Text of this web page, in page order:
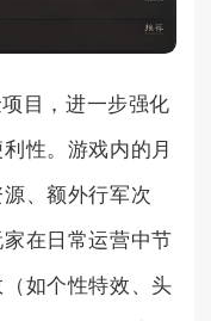
目，进一步强化
性。游戏内的月
、额外行军次
在日常运营中节
如个性特效、头